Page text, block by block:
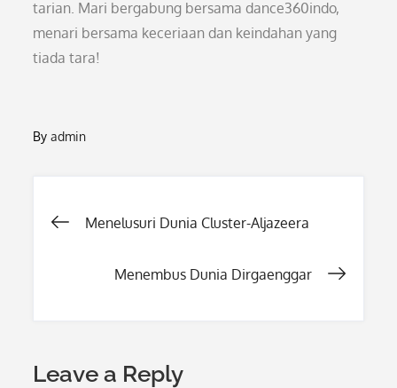
tarian. Mari bergabung bersama dance360indo,
menari bersama keceriaan dan keindahan yang
tiada tara!
Byadmin
Post
navigation
Menelusuri Dunia Cluster-Aljazeera
Menembus Dunia Dirgaenggar
Leave a Reply